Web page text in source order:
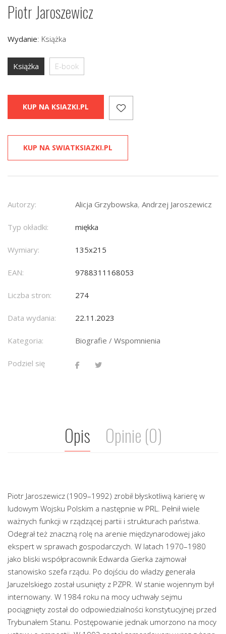
Piotr Jaroszewicz
Wydanie: Książka
Książka E-book
KUP NA KSIAZKI.PL
KUP NA SWIATKSIAZKI.PL
Autorzy: Alicja Grzybowska, Andrzej Jaroszewicz
Typ okładki: miękka
Wymiary: 135x215
EAN: 9788311168053
Liczba stron: 274
Data wydania: 22.11.2023
Kategoria: Biografie / Wspomnienia
Podziel się
Opis Opinie (0)
Piotr Jaroszewicz (1909–1992) zrobił błyskotliwą karierę w
ludowym Wojsku Polskim a następnie w PRL. Pełnił wiele
ważnych funkcji w rządzącej partii i strukturach państwa.
Odegrał też znaczną rolę na arenie międzynarodowej jako
ekspert w sprawach gospodarczych. W latach 1970–1980
jako bliski współpracownik Edwarda Gierka zajmował
stanowisko szefa rządu. Po dojściu do władzy generała
Jaruzelskiego został usunięty z PZPR. W stanie wojennym był
internowany. W 1984 roku na mocy uchwały sejmu
pociągnięty został do odpowiedzialności konstytucyjnej przed
Trybunałem Stanu. Postępowanie jednak umorzono na mocy